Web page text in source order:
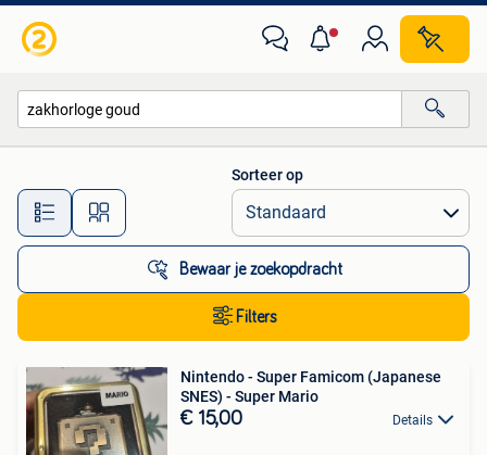
Alle afstanden…
Sorteer op
Bewaar je zoekopdracht
Filters
Nintendo - Super Famicom (Japanese
SNES) - Super Mario
€ 15,00 Details